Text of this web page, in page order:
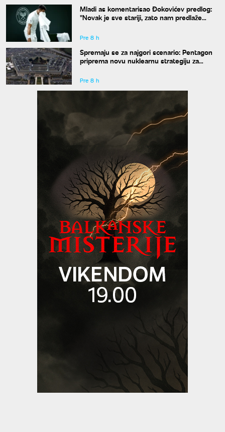
Mladi as komentarisao Đokovićev predlog:
"Novak je sve stariji, zato nam predlaže
Pre 8 h
Spremaju se za najgori scenario: Pentagon
priprema novu nuklearnu strategiju za
Pre 8 h